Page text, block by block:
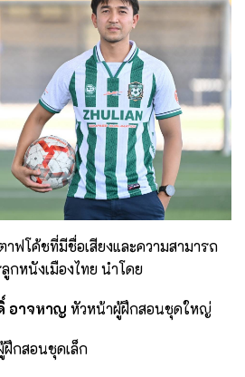
ฟโค้ชที่มีชื่อเสียงและความสามารถ
กหนังเมืองไทย นำโดย
อาจหาญ หัวหน้าผู้ฝึกสอนชุดใหญ่
กสอนชุดเล็ก